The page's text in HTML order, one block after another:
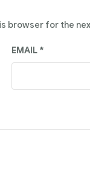
EMAIL *
browser for the